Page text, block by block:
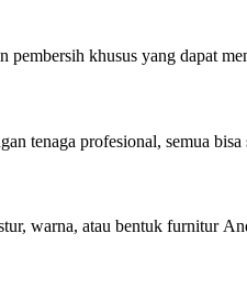
pembersih khusus yang dapat
tenaga profesional, semua
warna, atau bentuk furnitur